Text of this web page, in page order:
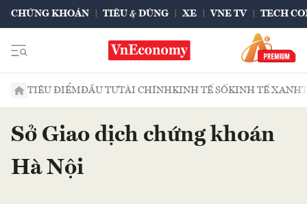
CHỨNG KHOÁN TIÊU & DÙNG XE VNE TV TECH
TIÊU ĐIỂMĐẦU TƯTÀI CHÍNHKINH TẾ SỐKINH TẾ XANH
Sở Giao dịch chứng khoán
Hà Nội